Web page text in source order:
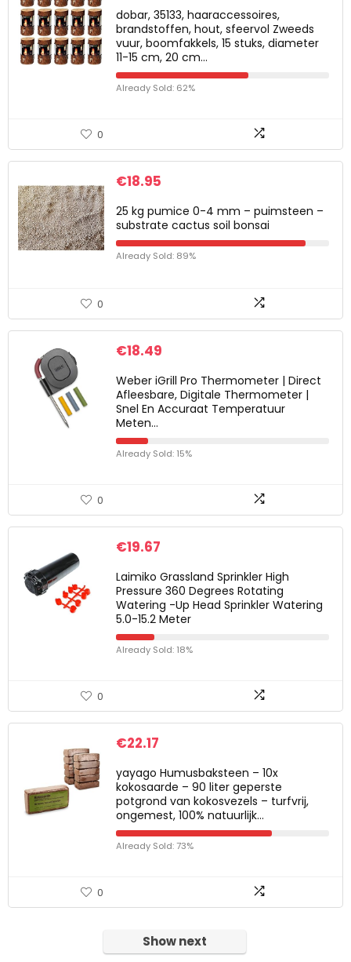
dobar, 35133, haaraccessoires,
brandstoffen, hout, sfeervol Zweeds
vuur, boomfakkels, 15 stuks, diameter
11-15 cm, 20 cm…
Already Sold: 62%
0
€18.95
25 kg pumice 0-4 mm – puimsteen –
substrate cactus soil bonsai
Already Sold: 89%
0
€18.49
Weber iGrill Pro Thermometer | Direct
Afleesbare, Digitale Thermometer |
Snel En Accuraat Temperatuur
Meten…
Already Sold: 15%
0
€19.67
Laimiko Grassland Sprinkler High
Pressure 360 Degrees Rotating
Watering -Up Head Sprinkler Watering
5.0-15.2 Meter
Already Sold: 18%
0
€22.17
yayago Humusbaksteen – 10x
kokosaarde – 90 liter geperste
potgrond van kokosvezels – turfvrij,
ongemest, 100% natuurlijk…
Already Sold: 73%
0
Show next